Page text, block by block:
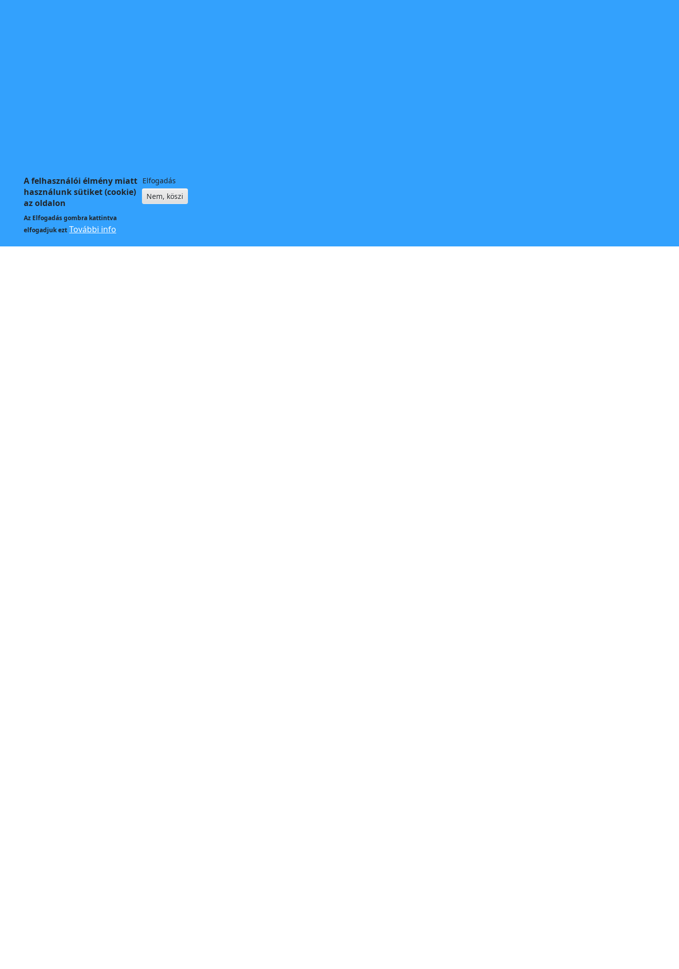
A felhasználói élmény miatt
használunk sütiket (cookie)
az oldalon
Az Elfogadásgombra kattintva
elfogadjuk ezt További info
Elfogadás
Nem, köszi